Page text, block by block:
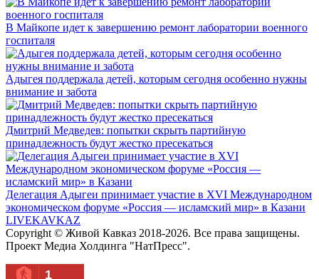
В Майкопе идет к завершению ремонт лаборатории военного
госпиталя
Адыгея поддержала детей, которым сегодня особенно нужны
внимание и забота
Дмитрий Медведев: попытки скрыть партийную
принадлежность будут жестко пресекаться
Делегация Адыгеи принимает участие в XVI Международном
экономическом форуме «Россия — исламский мир» в Казани
LIVEKAVKAZ
Copyright © Живой Кавказ 2018-2026. Все права защищены.
Проект Медиа Холдинга "НатПресс".
1